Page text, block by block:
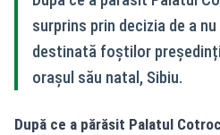
surprins prin decizia de a
destinată foștilor
orașul său natal, Sibiu.
După ce a părăsit Palatul